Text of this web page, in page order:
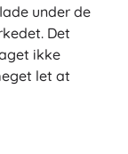
under de
Det
ikke
let at